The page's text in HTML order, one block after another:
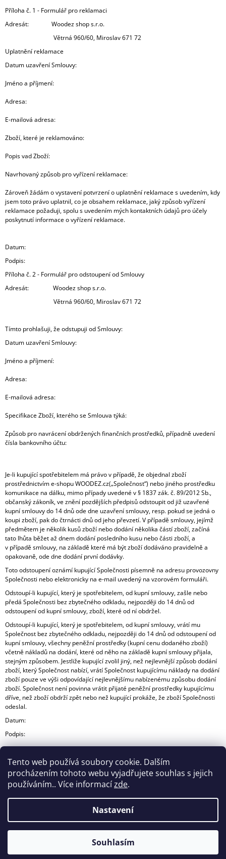
Tento web používá soubory cookie. Dalším
procházením tohoto webu vyjadřujete souhlas s jejich
používáním.. Více informacízde.
Nastavení
Souhlasím
Příloha č. 1 - Formulář pro reklamaci
Adresát: Woodez shop s.r.o.
Větrná 960/60, Miroslav 671 72
Uplatnění reklamace
Datum uzavření Smlouvy:
Jméno a příjmení:
Adresa:
E-mailová adresa:
Zboží, které je reklamováno:
Popis vad Zboží:
Navrhovaný způsob pro vyřízení reklamace:
Zároveň žádám o vystavení potvrzení o uplatnění reklamace s uvedením, kdy
jsem toto právo uplatnil, co je obsahem reklamace, jaký způsob vyřízení
reklamace požaduji, spolu s uvedením mých kontaktních údajů pro účely
poskytnutí informace o vyřízení reklamace.
Datum:
Podpis:
Příloha č. 2 - Formulář pro odstoupení od Smlouvy
Adresát: Woodez shop s.r.o.
Větrná 960/60, Miroslav 671 72
Tímto prohlašuji, že odstupuji od Smlouvy:
Datum uzavření Smlouvy:
Jméno a příjmení:
Adresa:
E-mailová adresa:
Specifikace Zboží, kterého se Smlouva týká:
Způsob pro navrácení obdržených finančních prostředků, případně uvedení
čísla bankovního účtu:
Je-li kupující spotřebitelem má právo v případě, že objednal zboží
prostřednictvím e-shopu WOODEZ.cz(„Společnost“) nebo jiného prostředku
komunikace na dálku, mimo případy uvedené v § 1837 zák. č. 89/2012 Sb.,
občanský zákoník, ve znění pozdějších předpisů odstoupit od již uzavřené
kupní smlouvy do 14 dnů ode dne uzavření smlouvy, resp. pokud se jedná o
koupi zboží, pak do čtrnácti dnů od jeho převzetí. V případě smlouvy, jejímž
předmětem je několik kusů zboží nebo dodání několika částí zboží, začíná
tato lhůta běžet až dnem dodání posledního kusu nebo části zboží, a
v případě smlouvy, na základě které má být zboží dodáváno pravidelně a
opakovaně, ode dne dodání první dodávky.
Toto odstoupení oznámí kupující Společnosti písemně na adresu provozovny
Společnosti nebo elektronicky na e-mail uvedený na vzorovém formuláři.
Odstoupí-li kupující, který je spotřebitelem, od kupní smlouvy, zašle nebo
předá Společnosti bez zbytečného odkladu, nejpozději do 14 dnů od
odstoupení od kupní smlouvy, zboží, které od ní obdržel.
Odstoupí-li kupující, který je spotřebitelem, od kupní smlouvy, vrátí mu
Společnost bez zbytečného odkladu, nejpozději do 14 dnů od odstoupení od
kupní smlouvy, všechny peněžní prostředky (kupní cenu dodaného zboží)
včetně nákladů na dodání, které od něho na základě kupní smlouvy přijala,
stejným způsobem. Jestliže kupující zvolil jiný, než nejlevnější způsob dodání
zboží, který Společnost nabízí, vrátí Společnost kupujícímu náklady na dodání
zboží pouze ve výši odpovídající nejlevnějšímu nabízenému způsobu dodání
zboží. Společnost není povinna vrátit přijaté peněžní prostředky kupujícímu
dříve, než zboží obdrží zpět nebo než kupující prokáže, že zboží Společnosti
odeslal.
Datum:
Podpis:
© 2026 Woodez. Všechna práva vyhrazena.